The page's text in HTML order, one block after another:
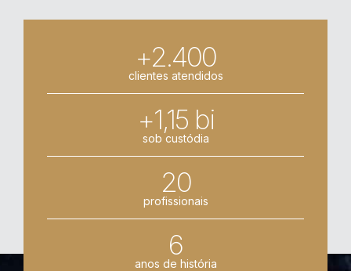
+2.400
clientes atendidos
+1,15 bi
sob custódia
20
profissionais
6
anos de história